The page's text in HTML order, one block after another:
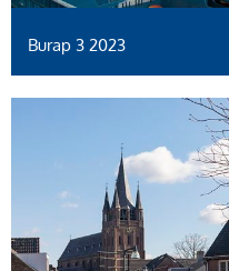
Burap 3 2023